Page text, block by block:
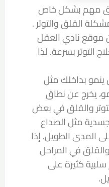
مهم بشكل خاص
القلق والتوتر .
موقع نادي العقل
التوتر بسرعة. لذا
بداخلك مثل
يخرج عن نطاق
والقلق في بعض
مثل الصداع
المدى الطويل. إذا
والقلق في المراحل
سلبية كثيرة على